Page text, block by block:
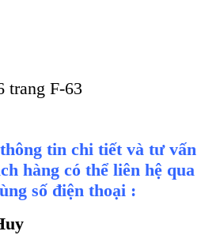
trang F-63
tin chi tiết và tư vấn
hàng có thể liên hệ qua
số điện thoại :